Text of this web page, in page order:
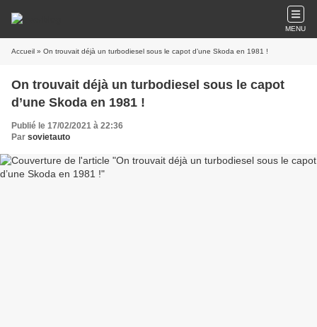
MENU
Accueil » On trouvait déjà un turbodiesel sous le capot d’une Skoda en 1981 !
On trouvait déjà un turbodiesel sous le capot
d’une Skoda en 1981 !
Publié le 17/02/2021 à 22:36
Par sovietauto